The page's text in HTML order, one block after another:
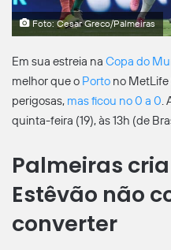
Foto: Cesar Greco/Palmeiras
Em sua estreia na Copa do
melhor que o Porto no
perigosas, mas ficou no 0 a 0.
quinta-feira (19), às 13h (de
Palmeiras
Estêvão não
converter